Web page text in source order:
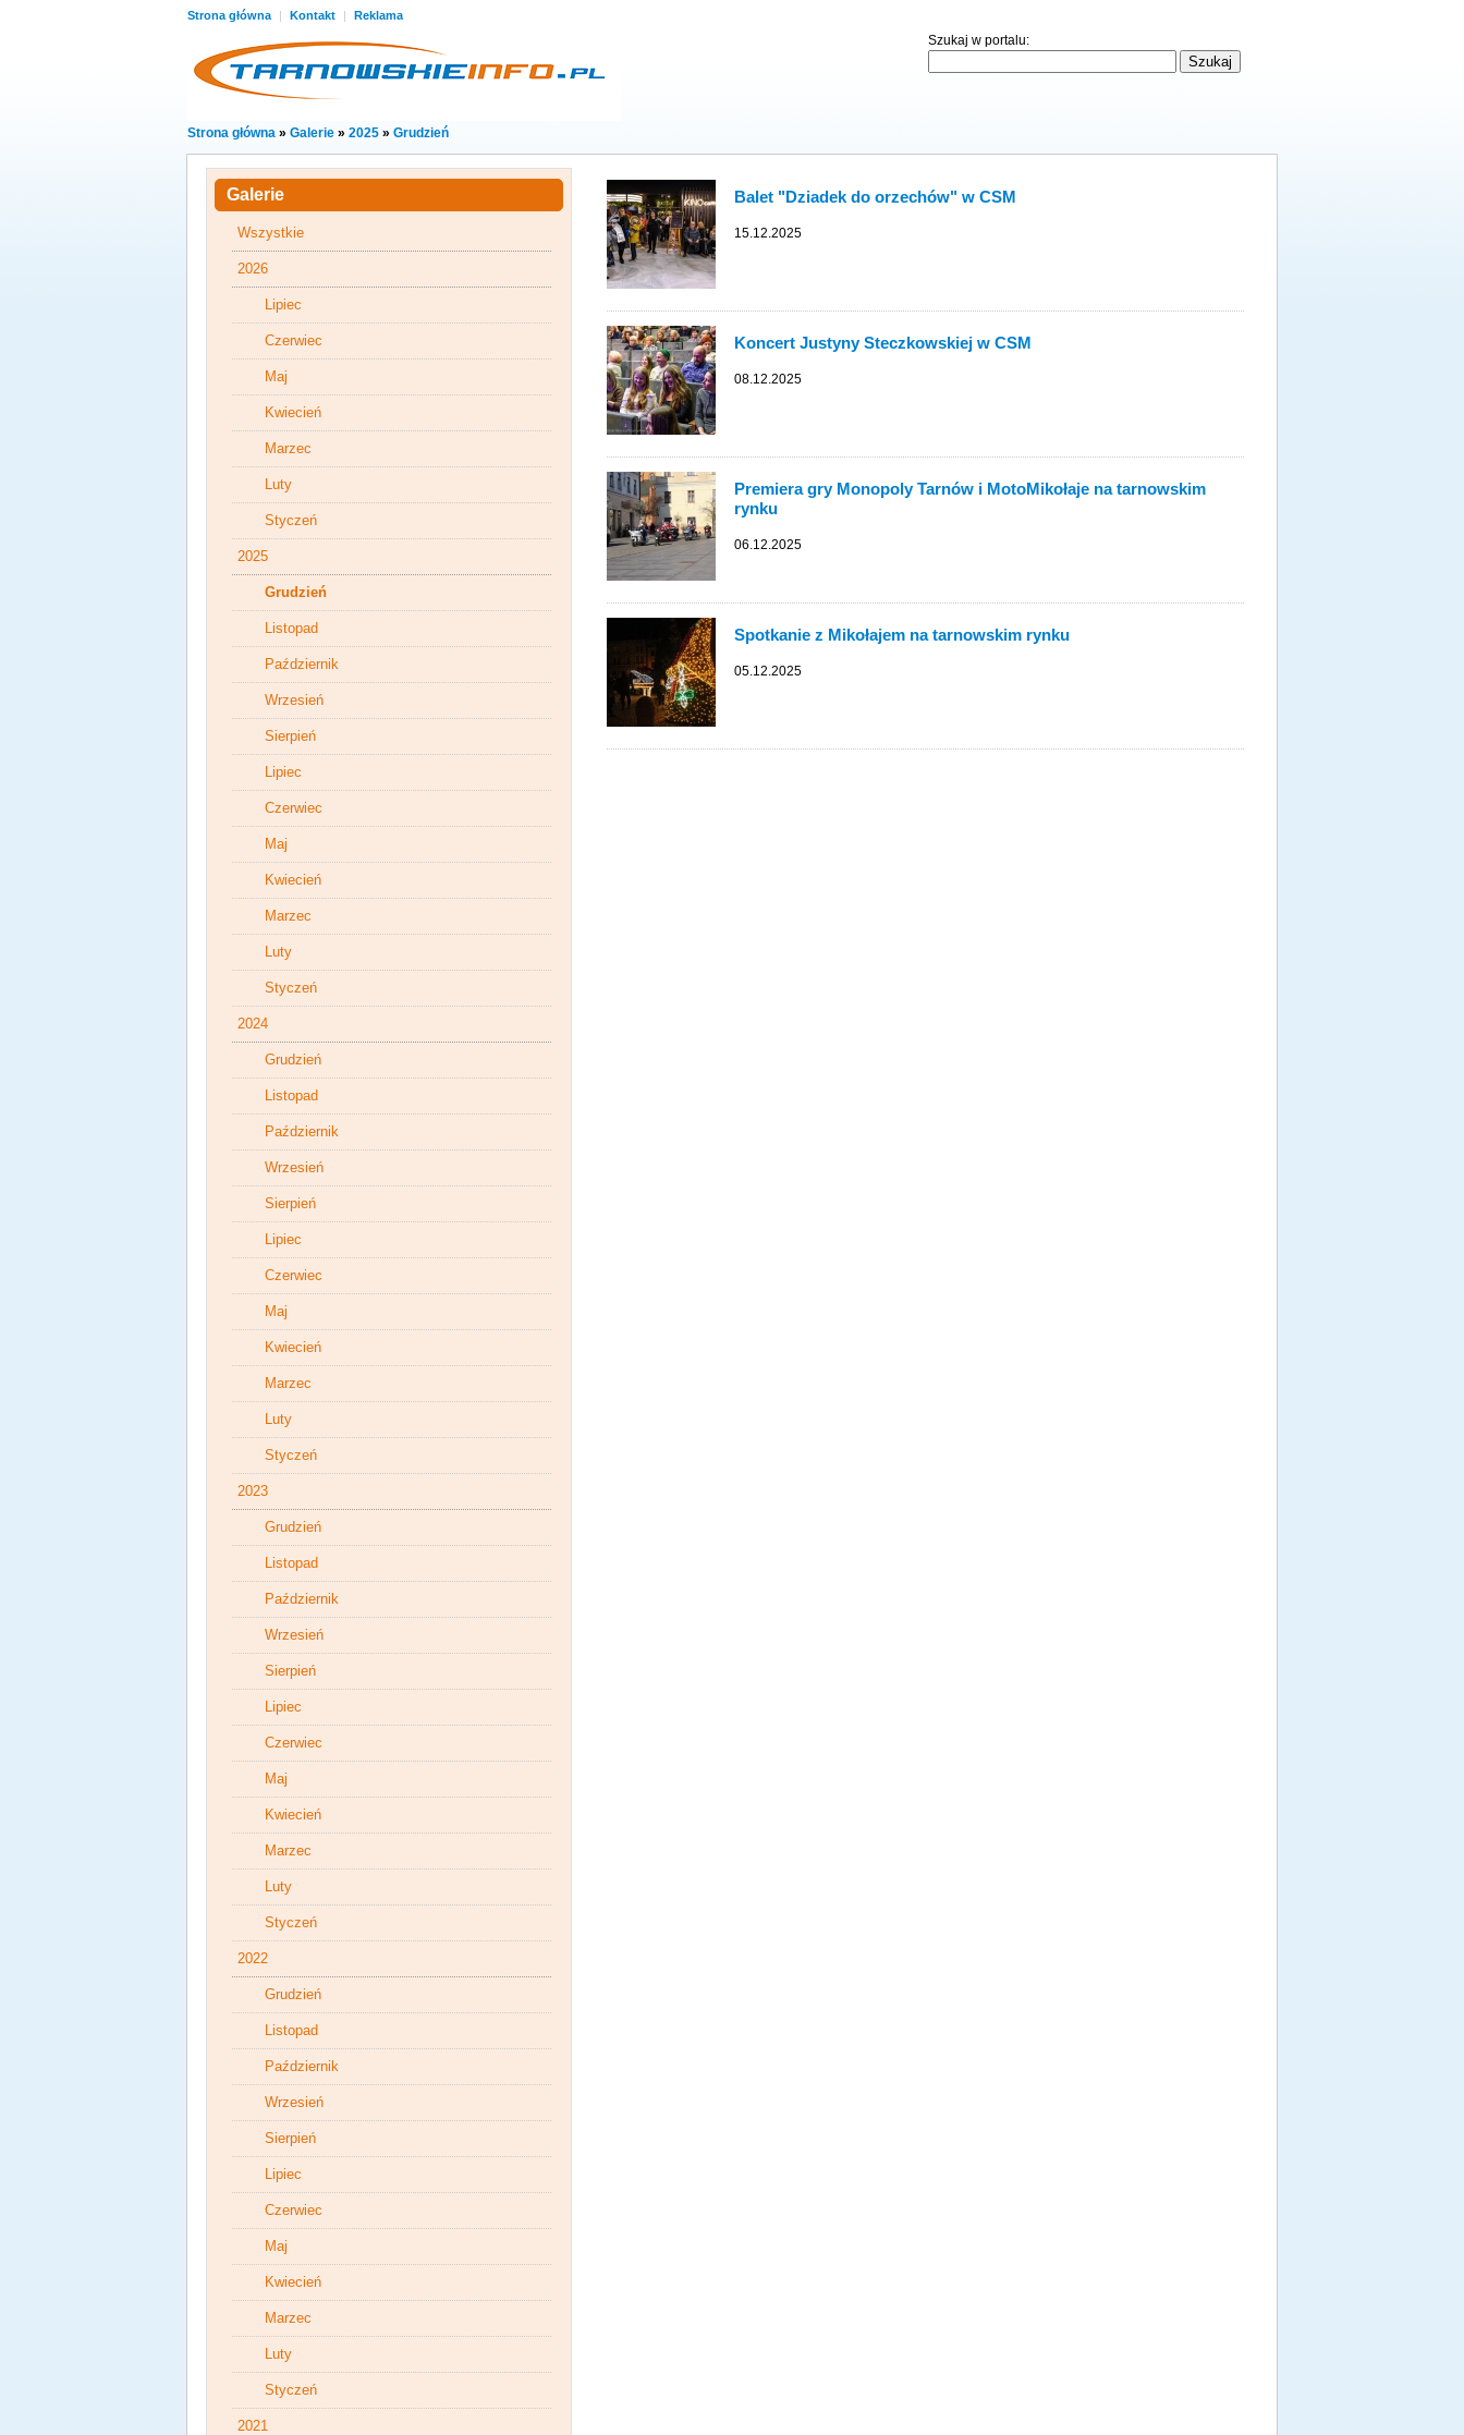
Strona główna | Kontakt | Reklama
Szukaj w portalu:
Strona główna » Galerie » 2025 » Grudzień
Balet "Dziadek do orzechów" w CSM
15.12.2025
Koncert Justyny Steczkowskiej w CSM
08.12.2025
Premiera gry Monopoly Tarnów i MotoMikołaje na tarnowskim
rynku
06.12.2025
Spotkanie z Mikołajem na tarnowskim rynku
05.12.2025
Galerie
Wszystkie
2026
Lipiec
Czerwiec
Maj
Kwiecień
Marzec
Luty
Styczeń
2025
Grudzień
Listopad
Październik
Wrzesień
Sierpień
Lipiec
Czerwiec
Maj
Kwiecień
Marzec
Luty
Styczeń
2024
Grudzień
Listopad
Październik
Wrzesień
Sierpień
Lipiec
Czerwiec
Maj
Kwiecień
Marzec
Luty
Styczeń
2023
Grudzień
Listopad
Październik
Wrzesień
Sierpień
Lipiec
Czerwiec
Maj
Kwiecień
Marzec
Luty
Styczeń
2022
Grudzień
Listopad
Październik
Wrzesień
Sierpień
Lipiec
Czerwiec
Maj
Kwiecień
Marzec
Luty
Styczeń
2021